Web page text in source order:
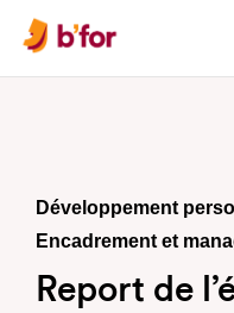
INFOS PRATIQUES & ARTICLES
PROFESSIONNELS
Développement
Encadrement et
Report de